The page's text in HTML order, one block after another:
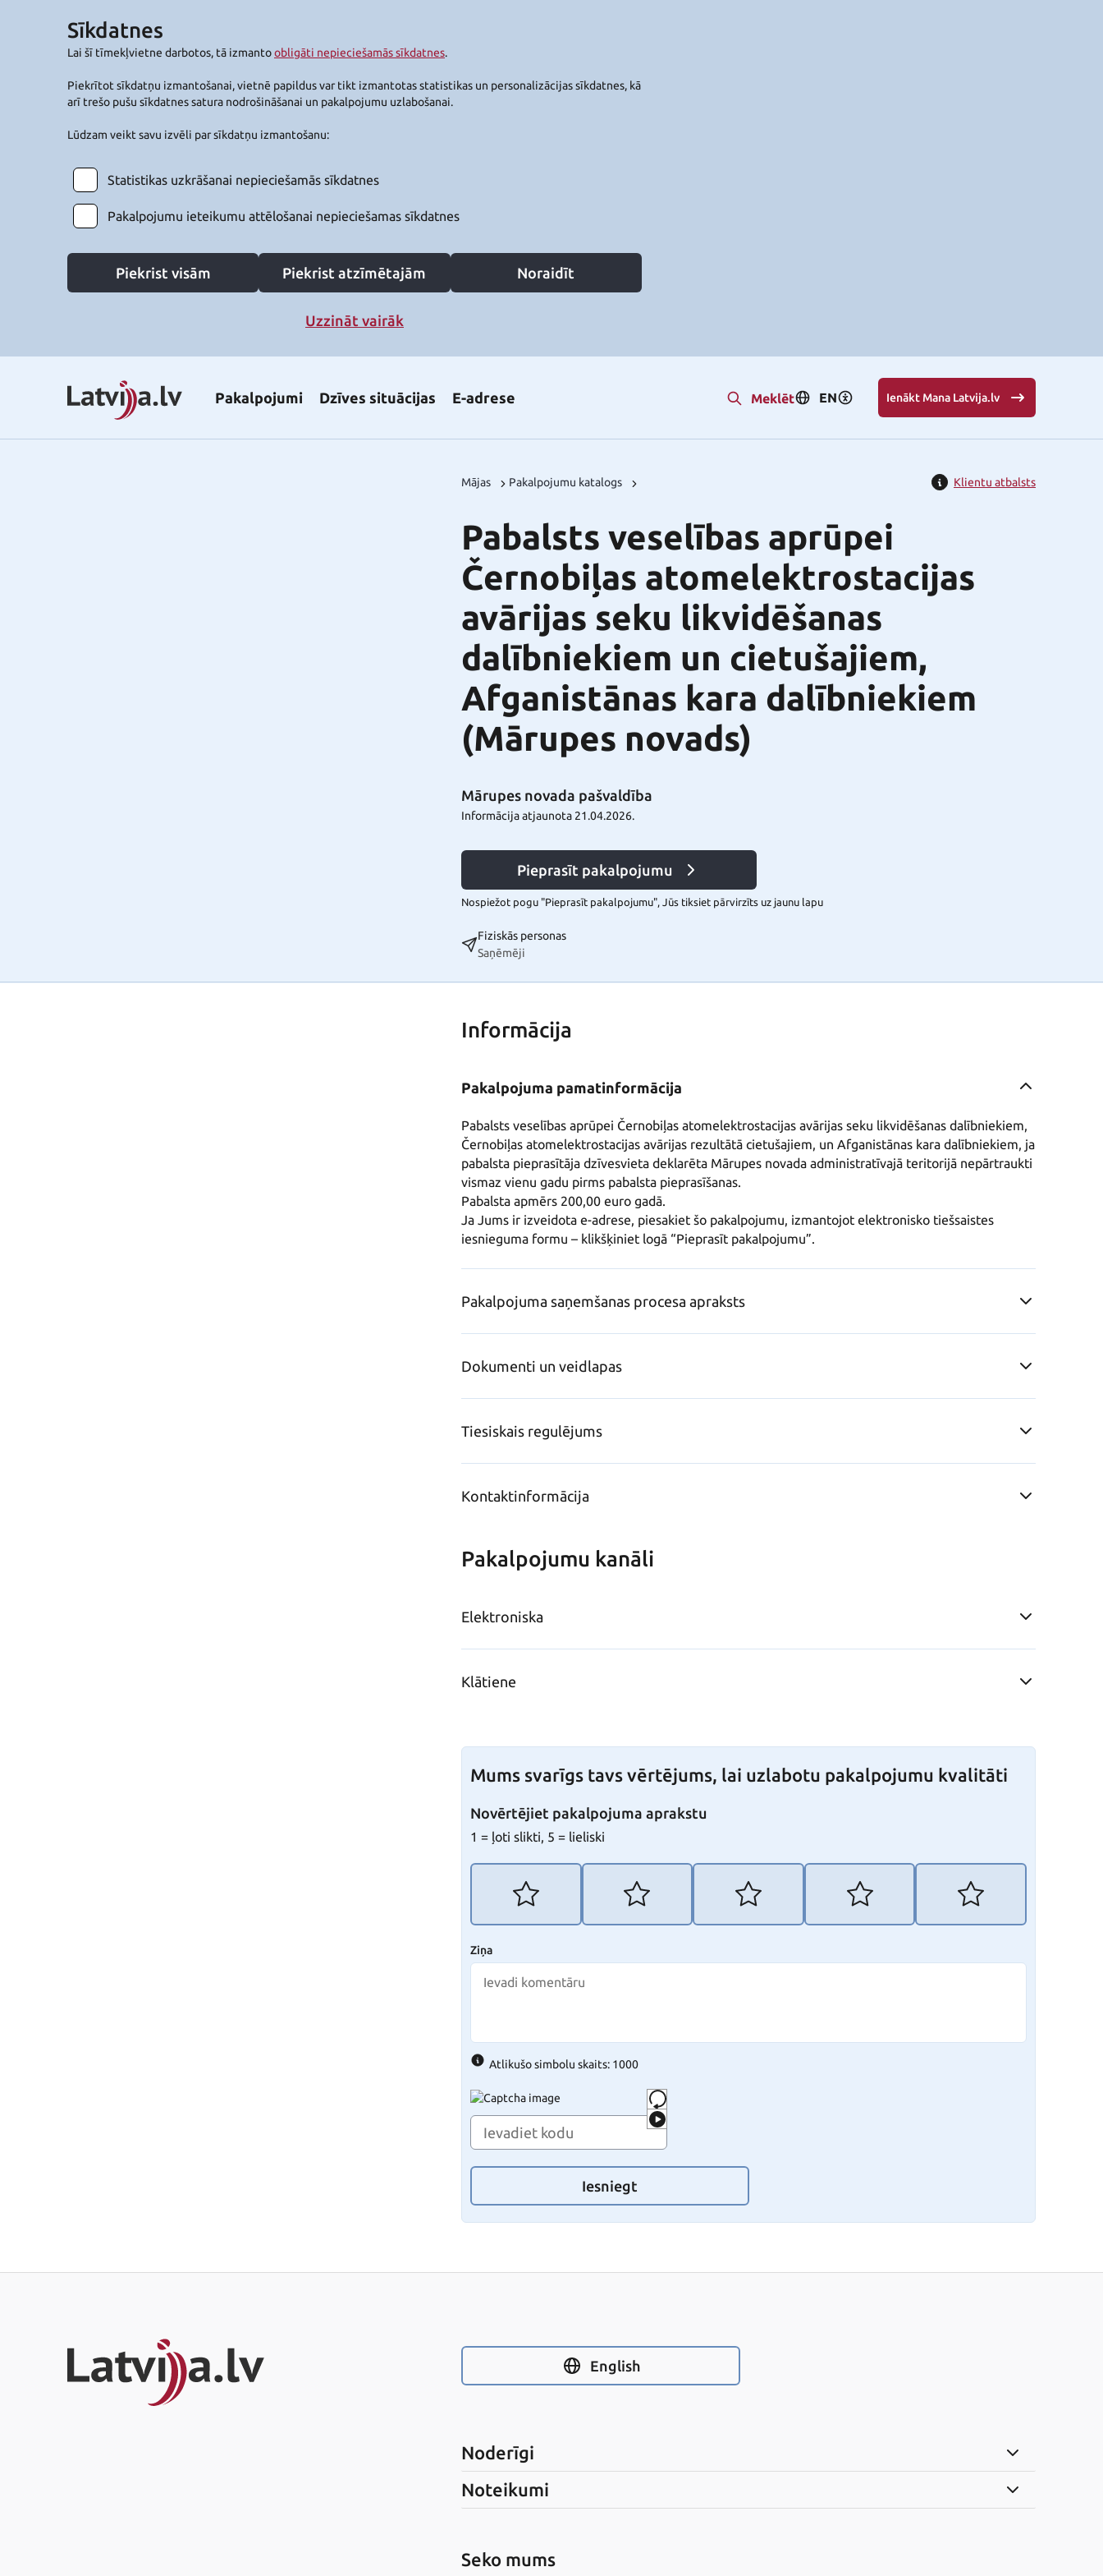
Sīkdatnes
Lai šī tīmekļvietne darbotos, tā izmantoobligāti nepieciešamās sīkdatnes.
Piekrītot sīkdatņu izmantošanai, vietnē papildus var tikt izmantotas statistikas un personalizācijas sīkdatnes, kā
arī trešo pušu sīkdatnes satura nodrošināšanai un pakalpojumu uzlabošanai.
Lūdzam veikt savu izvēli par sīkdatņu izmantošanu:
Statistikas uzkrāšanai nepieciešamās sīkdatnes
Pakalpojumu ieteikumu attēlošanai nepieciešamas sīkdatnes
Piekrist visām Piekrist atzīmētajām Noraidīt
Uzzināt vairāk
Pakalpojumi Dzīves situācijas E-adrese Meklēt EN Ienākt Mana Latvija.lv
Mājas Pakalpojumu katalogs Klientu atbalsts
Pabalsts veselības aprūpei
Černobiļas atomelektrostacijas
avārijas seku likvidēšanas
dalībniekiem un cietušajiem,
Afganistānas kara dalībniekiem
(Mārupes novads)
Mārupes novada pašvaldība
Informācija atjaunota 21.04.2026.
Pieprasīt pakalpojumu
Nospiežot pogu "Pieprasīt pakalpojumu", Jūs tiksiet pārvirzīts uz jaunu lapu
Fiziskās personas
Saņēmēji
Informācija
Pakalpojuma pamatinformācija
Pabalsts veselības aprūpei Černobiļas atomelektrostacijas avārijas seku likvidēšanas dalībniekiem,
Černobiļas atomelektrostacijas avārijas rezultātā cietušajiem, un Afganistānas kara dalībniekiem, ja
pabalsta pieprasītāja dzīvesvieta deklarēta Mārupes novada administratīvajā teritorijā nepārtraukti
vismaz vienu gadu pirms pabalsta pieprasīšanas.
Pabalsta apmērs 200,00 euro gadā.
Ja Jums ir izveidota e-adrese, piesakiet šo pakalpojumu, izmantojot elektronisko tiešsaistes
iesnieguma formu – klikšķiniet logā “Pieprasīt pakalpojumu”.
Pakalpojuma saņemšanas procesa apraksts
Dokumenti un veidlapas
Tiesiskais regulējums
Kontaktinformācija
Pakalpojumu kanāli
Elektroniska
Klātiene
Mums svarīgs tavs vērtējums, lai uzlabotu pakalpojumu kvalitāti
Novērtējiet pakalpojuma aprakstu
1 = ļoti slikti, 5 = lieliski
Ziņa
Atlikušo simbolu skaits: 1000
Iesniegt
English
Noderīgi
Noteikumi
Seko mums